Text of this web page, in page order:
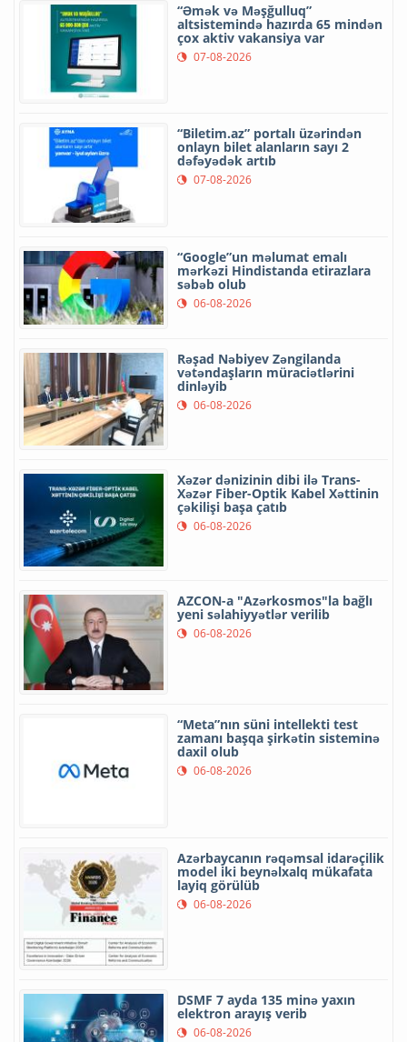
“Əmək və Məşğulluq”
altsistemində hazırda 65 mindən
çox aktiv vakansiya var
07-08-2026
“Biletim.az” portalı üzərindən
onlayn bilet alanların sayı 2
dəfəyədək artıb
07-08-2026
“Google”un məlumat emalı
mərkəzi Hindistanda etirazlara
səbəb olub
06-08-2026
Rəşad Nəbiyev Zəngilanda
vətəndaşların müraciətlərini
dinləyib
06-08-2026
Xəzər dənizinin dibi ilə Trans-
Xəzər Fiber-Optik Kabel Xəttinin
çəkilişi başa çatıb
06-08-2026
AZCON-a "Azərkosmos"la bağlı
yeni səlahiyyətlər verilib
06-08-2026
“Meta”nın süni intellekti test
zamanı başqa şirkətin sisteminə
daxil olub
06-08-2026
Azərbaycanın rəqəmsal idarəçilik
model iki beynəlxalq mükafata
layiq görülüb
06-08-2026
DSMF 7 ayda 135 minə yaxın
elektron arayış verib
06-08-2026